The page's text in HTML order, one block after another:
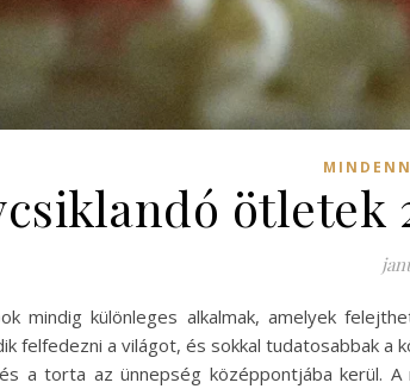
ötletek
mindig különleges alkalmak, amelyek
felfedezni a világot, és sokkal tudatosabbak
a torta az ünnepség középpontjába kerül.